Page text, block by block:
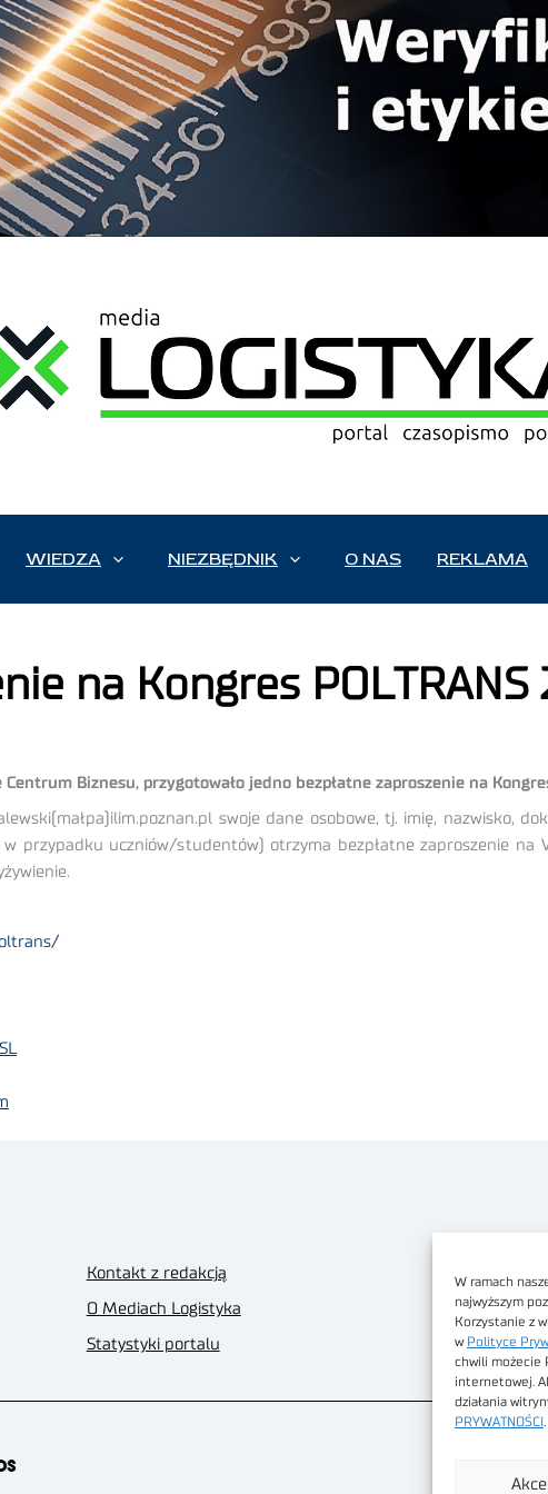
W ramach
najwyższym
Korzystanie z
w Polityce
chwili możecie
internetowej.
działania
PRYWATNOŚCI
WIEDZA NIEZBĘDNIK O NAS REKLAMA
na Kongres
Centrum Biznesu, przygotowało jedno bezpłatne zaproszenie na
swoje dane osobowe, tj. imię, nazwisko,
przypadku uczniów/studentów) otrzyma bezpłatne zaproszenie na
Kontakt z redakcją
O Mediach Logistyka
Statystyki portalu